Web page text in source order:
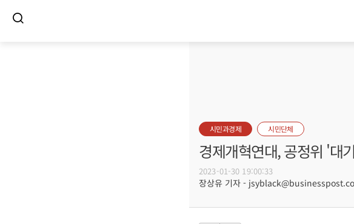
시민과경제 시민단체
경제개혁연대, 공정위 '대
2023-01-30 19:00:33
장상유 기자 -